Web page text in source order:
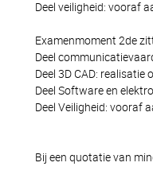
Deel veiligheid: vooraf
Examenmoment 2de
Deel
Deel 3D CAD: realisatie
Deel Software en
Deel Veiligheid: vooraf
Bij een quotatie van